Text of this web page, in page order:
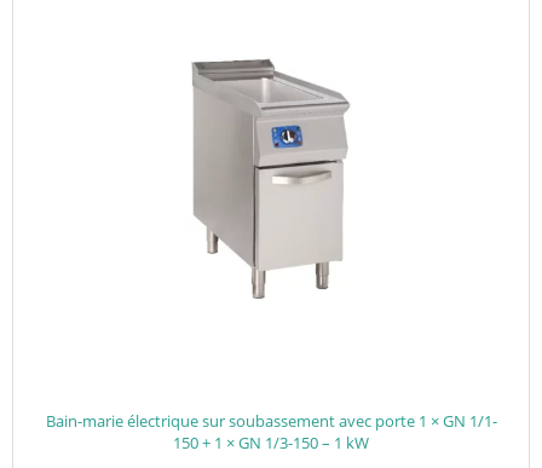
Bain-marie électrique sur soubassement avec porte 1 × GN 1/1-
150 + 1 × GN 1/3-150 – 1 kW